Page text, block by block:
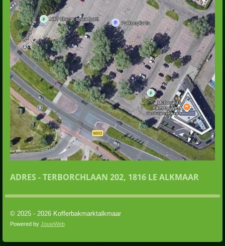
ADRES - TERBORCHLAAN 202, 1816 LE ALKMAAR
© 2025 - 2026 Kofferbakmarktalkmaar
Powered by JouwWeb